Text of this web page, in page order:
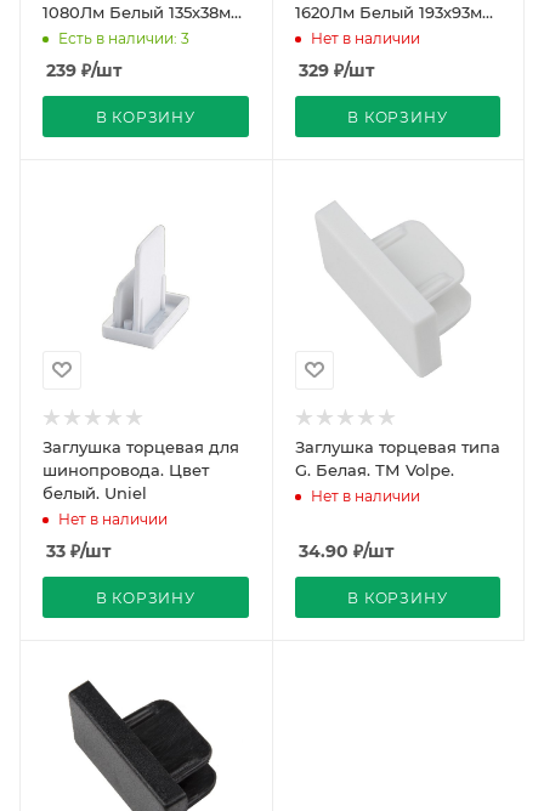
1080Лм Белый 135х38мм
120º IP65 Volpe
Есть в наличии: 3
239 ₽/шт
В КОРЗИНУ
1620Лм Белый 193х93мм
120º IP65 Volpe
Нет в наличии
329₽/шт
В КОРЗИНУ
Заглушка торцевая для
шинопровода. Цвет
белый. Uniel
Нет в наличии
33 ₽/шт
В КОРЗИНУ
Заглушка торцевая типа
G. Белая. ТМ Volpe.
Нет в наличии
34.90 ₽/шт
В КОРЗИНУ